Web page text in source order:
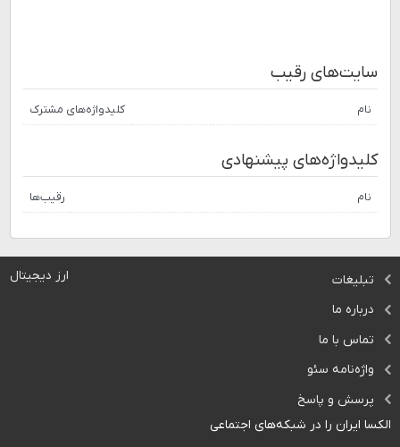
سایت‌های رقیب
نام کلیدواژه‌های مشترک
کلیدواژه‌های پیشنهادی
نام رقیب‌ها
ارز دیجیتال
تبلیغات
درباره ما
تماس با ما
واژه‌نامه سئو
پرسش و پاسخ
الکسا ایران را در شبکه‌های اجتماعی